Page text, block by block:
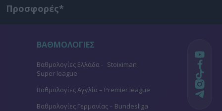
Προσφορές*
ΒΑΘΜΟΛΟΓΙΕΣ
Βαθμολογίες Ελλάδα - Stoiximan
Super league
Βαθμολογίες Aγγλία – Premier league
Βαθμολογίες Γερμανίας – Bundesliga